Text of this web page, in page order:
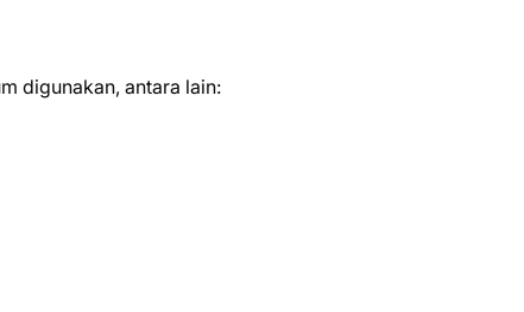
digunakan, antara lain: